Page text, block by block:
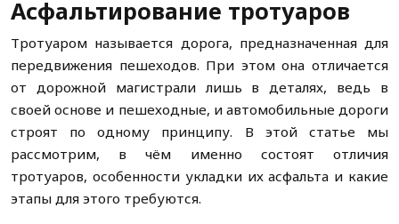
Асфальтирование тротуаров
Тротуаром называется дорога, предназначенная для
передвижения пешеходов. При этом она отличается
от дорожной магистрали лишь в деталях, ведь в
своей основе и пешеходные, и автомобильные дороги
строят по одному принципу. В этой статье мы
рассмотрим, в чём именно состоят отличия
тротуаров, особенности укладки их асфальта и какие
этапы для этого требуются.